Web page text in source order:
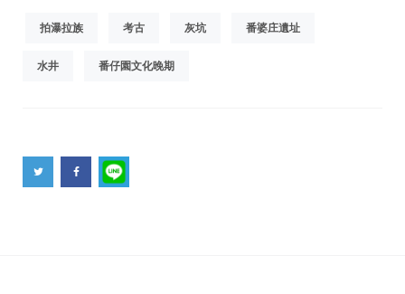
拍瀑拉族 考古 灰坑 番婆庄遺址
水井 番仔園文化晚期